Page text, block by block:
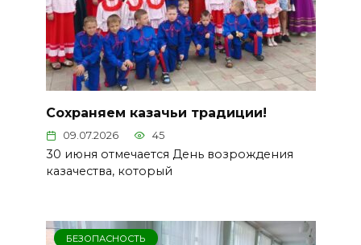
Сохраняем казачьи традиции!
09.07.2026 45
30 июня отмечается День возрождения
казачества, который
БЕЗОПАСНОСТЬ